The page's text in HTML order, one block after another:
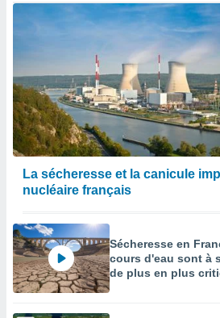
La sécheresse et la canicule
nucléaire français
Sécheresse en
cours d'eau sont à
de plus en plus